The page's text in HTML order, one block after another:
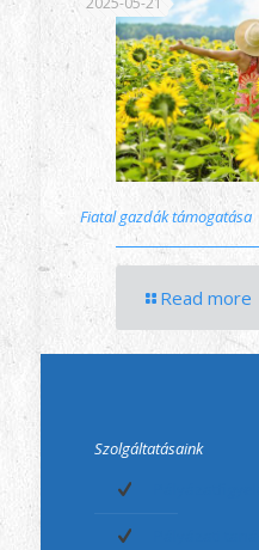
Fiatal gazdák támogatása
Read more
Szolgáltatásaink